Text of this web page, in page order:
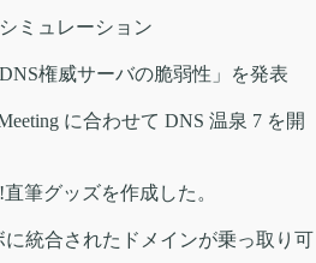
ミュレーション
権威サーバの脆弱性」を発表
に合わせて DNS 温泉 7 を開
筆グッズを作成した。
に統合されたドメインが乗っ取り可